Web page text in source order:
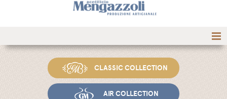
Produktkatalog
CLASSIC COLLECTION
AIR COLLECTION